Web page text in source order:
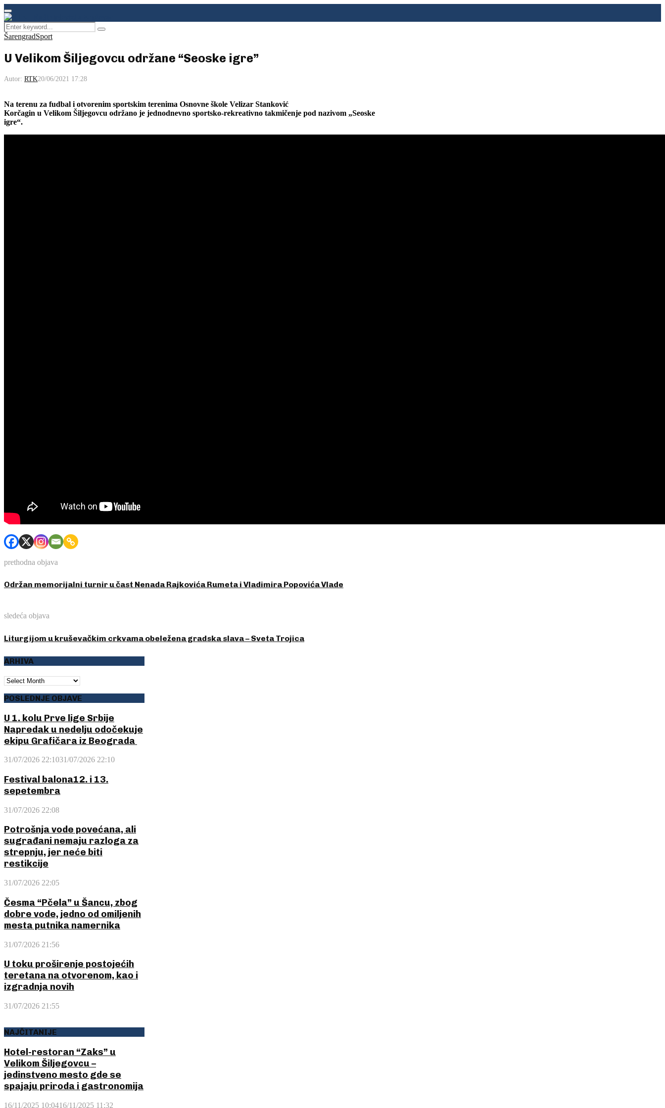
Facebook
Instagram
Youtube
Primary
Menu
Search
for:
Pretraga
ŠarengradSport
U Velikom Šiljegovcu održane “Seoske igre”
Autor: RTK20/06/2021 17:28
Na terenu za fudbal i otvorenim sportskim terenima Osnovne škole Velizar Stanković
Korčagin u Velikom Šiljegovcu održano je jednodnevno sportsko-rekreativno takmičenje pod nazivom „Seoske
igre“.
prethodna objava
Održan memorijalni turnir u čast Nenada Rajkovića Rumeta i Vladimira Popovića Vlade
sledeća objava
Liturgijom u kruševačkim crkvama obeležena gradska slava – Sveta Trojica
ARHIVA
ARHIVA
POSLEDNJE OBJAVE
U 1. kolu Prve lige Srbije
Napredak u nedelju odočekuje
ekipu Grafičara iz Beograda
31/07/2026 22:1031/07/2026 22:10
Festival balona12. i 13.
sepetembra
31/07/2026 22:08
Potrošnja vode povećana, ali
sugrađani nemaju razloga za
strepnju, jer neće biti
restikcije
31/07/2026 22:05
Česma “Pčela” u Šancu, zbog
dobre vode, jedno od omiljenih
mesta putnika namernika
31/07/2026 21:56
U toku proširenje postojećih
teretana na otvorenom, kao i
izgradnja novih
31/07/2026 21:55
NAJČITANIJE
Hotel-restoran “Zaks” u
Velikom Šiljegovcu –
jedinstveno mesto gde se
spajaju priroda i gastronomija
16/11/2025 10:0416/11/2025 11:32